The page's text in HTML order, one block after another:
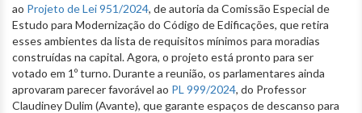
ao Projeto de Lei 951/2024, de autoria da Comissão Especial de
Estudo para Modernização do Código de Edificações, que retira
esses ambientes da lista de requisitos mínimos para moradias
construídas na capital. Agora, o projeto está pronto para ser
votado em 1º turno. Durante a reunião, os parlamentares ainda
aprovaram parecer favorável ao PL 999/2024, do Professor
Claudiney Dulim (Avante), que garante espaços de descanso para